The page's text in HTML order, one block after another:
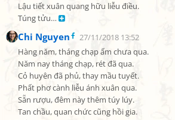
Lậu tiết xuân quang hữu liễu điều.
Túng tửu…
Chi Nguyen
27/11/2018 13:52
Hàng năm, tháng chạp ấm chưa qua.
Năm nay tháng chạp, rét đã qua.
Cỏ huyên đã phủ, thay mầu tuyết.
Phất phơ cành liễu ánh xuân qua.
Sẵn rượu, đêm này thêm túy lúy.
Tan chầu, quan chức cũng hồi gia.